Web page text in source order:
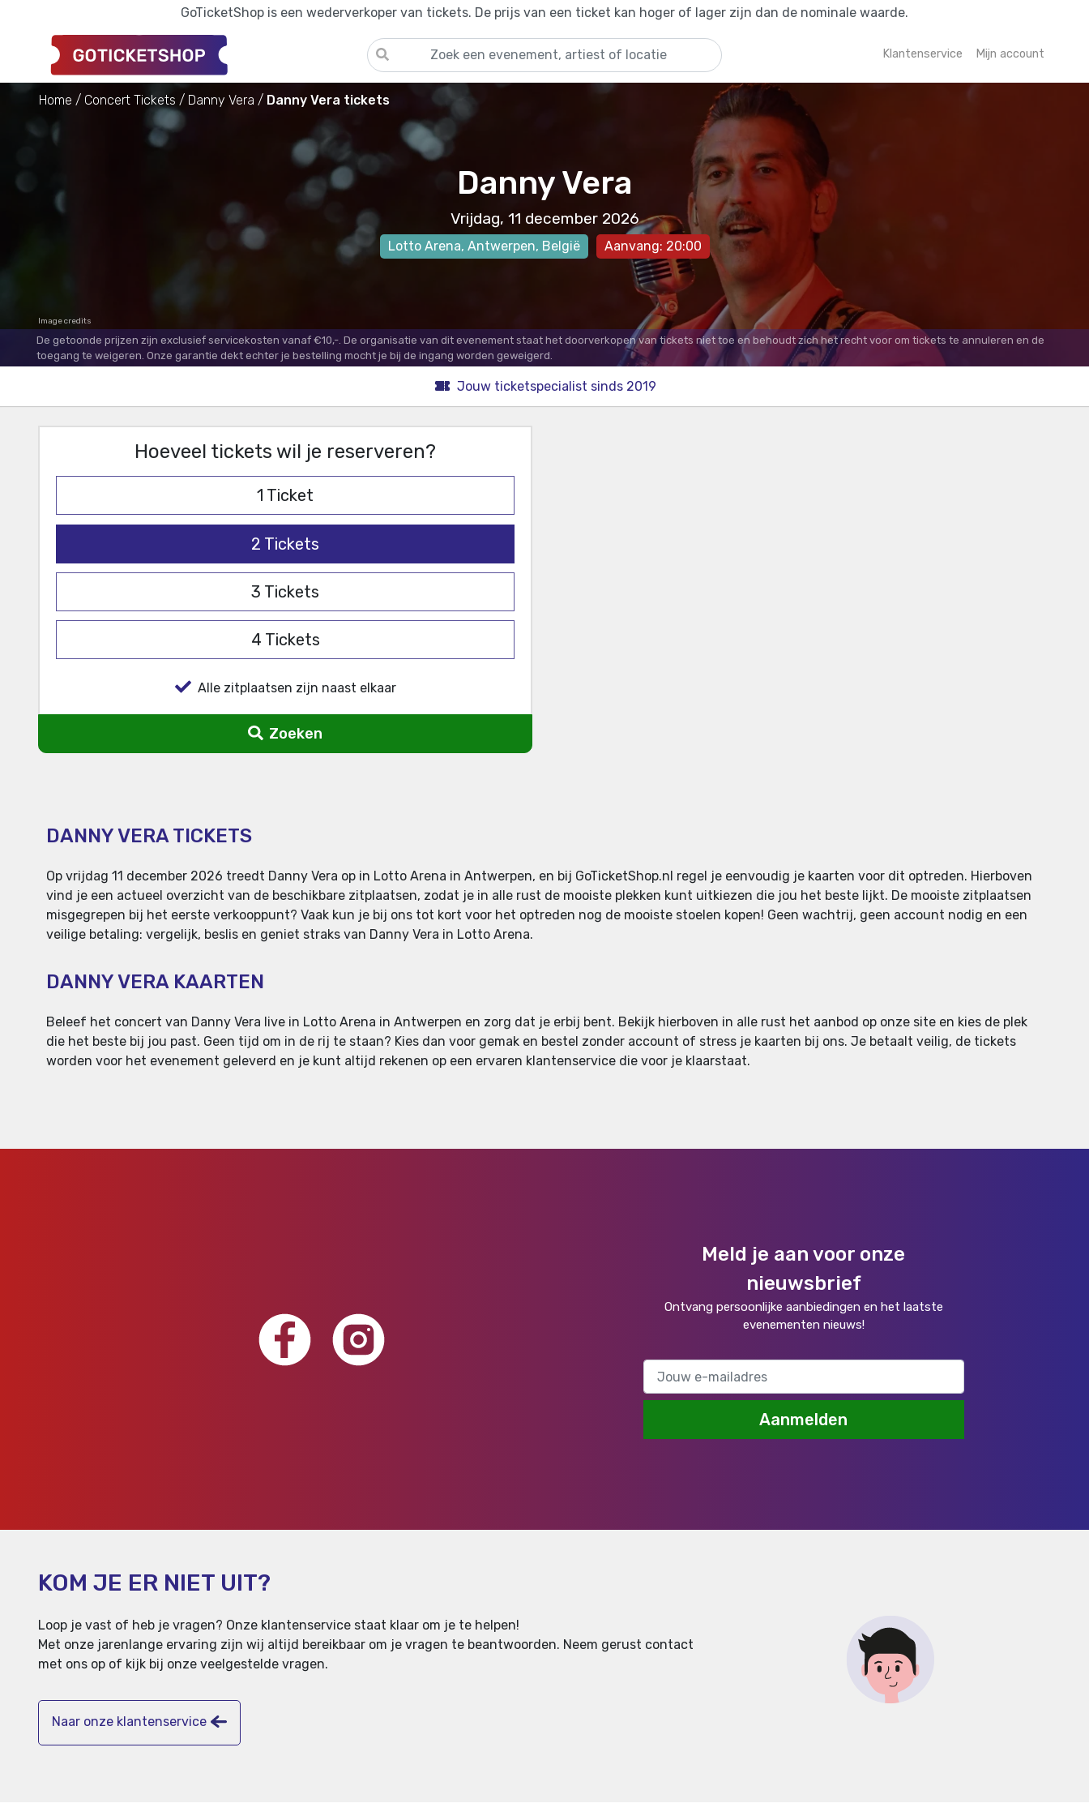
GoTicketShop is een wederverkoper van tickets. De prijs van een ticket kan hoger of lager zijn dan de nominale waarde.
Klantenservice Mijn account
Home Concert Tickets Danny Vera Danny Vera tickets
Danny Vera
Vrijdag, 11 december 2026
Lotto Arena, Antwerpen, België Aanvang: 20:00
Image credits
De getoonde prijzen zijn exclusief servicekosten vanaf €10,-. De organisatie van dit evenement staat het doorverkopen van tickets niet toe en behoudt zich het recht voor om tickets te annuleren en de
toegang te weigeren. Onze garantie dekt echter je bestelling mocht je bij de ingang worden geweigerd.
Jouw ticketspecialist sinds 2019
Hoeveel tickets wil je reserveren?
1 Ticket
2 Tickets
3 Tickets
4 Tickets
Alle zitplaatsen zijn naast elkaar
Zoeken
DANNY VERA TICKETS
Op vrijdag 11 december 2026 treedt Danny Vera op in Lotto Arena in Antwerpen, en bij GoTicketShop.nl regel je eenvoudig je kaarten voor dit optreden. Hierboven
vind je een actueel overzicht van de beschikbare zitplaatsen, zodat je in alle rust de mooiste plekken kunt uitkiezen die jou het beste lijkt. De mooiste zitplaatsen
misgegrepen bij het eerste verkooppunt? Vaak kun je bij ons tot kort voor het optreden nog de mooiste stoelen kopen! Geen wachtrij, geen account nodig en een
veilige betaling: vergelijk, beslis en geniet straks van Danny Vera in Lotto Arena.
DANNY VERA KAARTEN
Beleef het concert van Danny Vera live in Lotto Arena in Antwerpen en zorg dat je erbij bent. Bekijk hierboven in alle rust het aanbod op onze site en kies de plek
die het beste bij jou past. Geen tijd om in de rij te staan? Kies dan voor gemak en bestel zonder account of stress je kaarten bij ons. Je betaalt veilig, de tickets
worden voor het evenement geleverd en je kunt altijd rekenen op een ervaren klantenservice die voor je klaarstaat.
Meld je aan voor onze
nieuwsbrief
Ontvang persoonlijke aanbiedingen en het laatste
evenementen nieuws!
Aanmelden
KOM JE ER NIET UIT?
Loop je vast of heb je vragen? Onze klantenservice staat klaar om je te helpen!
Met onze jarenlange ervaring zijn wij altijd bereikbaar om je vragen te beantwoorden. Neem gerust contact
met ons op of kijk bij onze veelgestelde vragen.
Naar onze klantenservice